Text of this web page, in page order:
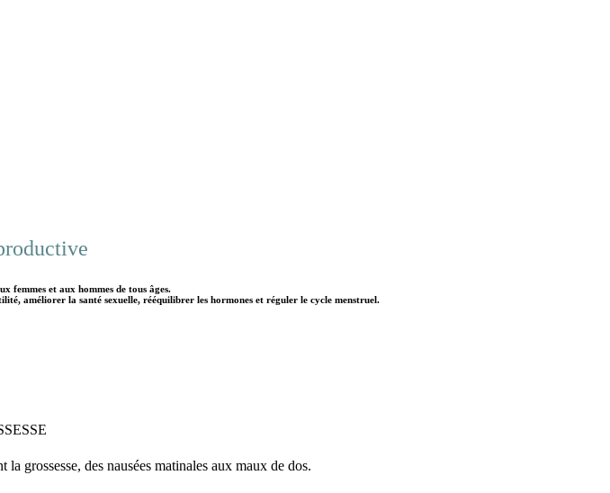
femmes et aux hommes de tous âges.
améliorer la santé sexuelle, rééquilibrer les hormones et réguler le cycle menstruel.
grossesse, des nausées matinales aux maux de dos.